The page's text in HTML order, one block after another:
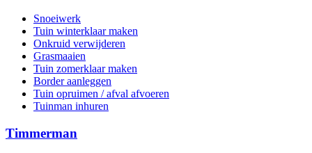
Snoeiwerk
Tuin winterklaar maken
Onkruid verwijderen
Grasmaaien
Tuin zomerklaar maken
Border aanleggen
Tuin opruimen / afval afvoeren
Tuinman inhuren
Timmerman